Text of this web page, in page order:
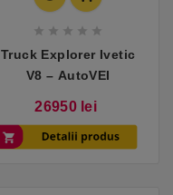
    
Truck Explorer Ivetic
V8 – AutoVEI
26950 lei